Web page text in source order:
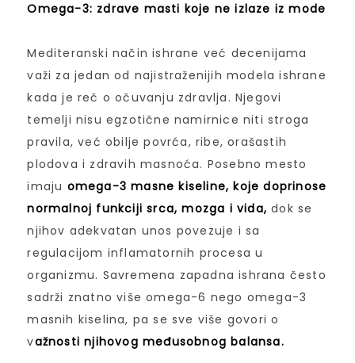
Omega-3: zdrave masti koje ne izlaze iz mode
Mediteranski način ishrane već decenijama
važi za jedan od najistraženijih modela ishrane
kada je reč o očuvanju zdravlja. Njegovi
temelji nisu egzotične namirnice niti stroga
pravila, već obilje povrća, ribe, orašastih
plodova i zdravih masnoća. Posebno mesto
imaju omega-3 masne kiseline, koje doprinose
normalnoj funkciji srca, mozga i vida, dok se
njihov adekvatan unos povezuje i sa
regulacijom inflamatornih procesa u
organizmu. Savremena zapadna ishrana često
sadrži znatno više omega-6 nego omega-3
masnih kiselina, pa se sve više govori o
važnosti njihovog međusobnog balansa.